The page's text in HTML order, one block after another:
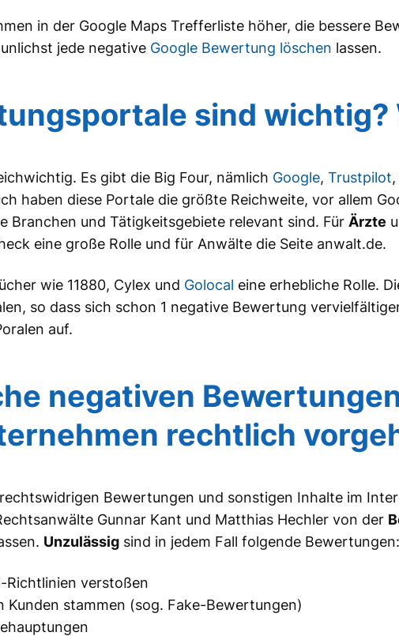
in der Google Maps Trefferliste höher, die bessere
jede negative Google Bewertung löschen lassen.
sind wichtig?
Es gibt die Big Four, nämlich Google, Trustpilot,
haben diese Portale die größte Reichweite, vor allem
Branchen und Tätigkeitsgebiete relevant sind. Für Ärzte
eine große Rolle und für Anwälte die Seite anwalt.de.
wie 11880, Cylex und Golocal eine erhebliche Rolle.
so dass sich schon 1 negative Bewertung
auf.
negativen
rechtlich
Bewertungen und sonstigen Inhalte im
Gunnar Kant und Matthias Hechler von der
Unzulässig sind in jedem Fall folgende Bewertungen:
Richtlinien verstoßen
stammen (sog. Fake-Bewertungen)